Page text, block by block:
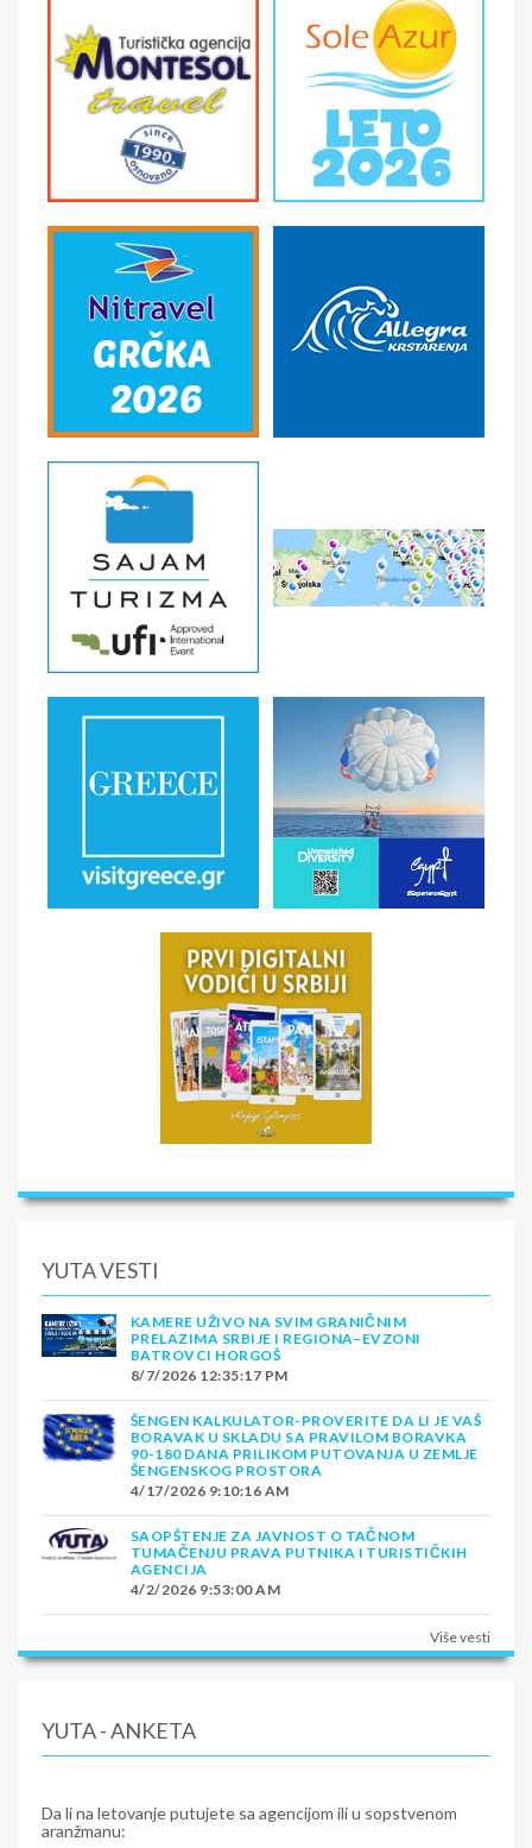
YUTA VESTI
KAMERE UŽIVO NA SVIM GRANIČNIM
PRELAZIMA SRBIJE I REGIONA–EVZONI
BATROVCI HORGOŠ
8/7/2026 12:35:17 PM
ŠENGEN KALKULATOR-PROVERITE DA LI JE VAŠ
BORAVAK U SKLADU SA PRAVILOM BORAVKA
90-180 DANA PRILIKOM PUTOVANJA U ZEMLJE
ŠENGENSKOG PROSTORA
4/17/2026 9:10:16 AM
SAOPŠTENJE ZA JAVNOST O TAČNOM
TUMAČENJU PRAVA PUTNIKA I TURISTIČKIH
AGENCIJA
4/2/2026 9:53:00 AM
Više vesti
YUTA - ANKETA
Da li na letovanje putujete sa agencijom ili u sopstvenom
aranžmanu: